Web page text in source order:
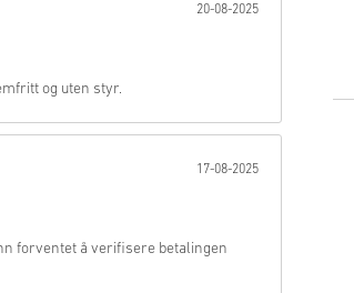
20-08-2025
og uten styr.
17-08-2025
forventet å verifisere betalingen